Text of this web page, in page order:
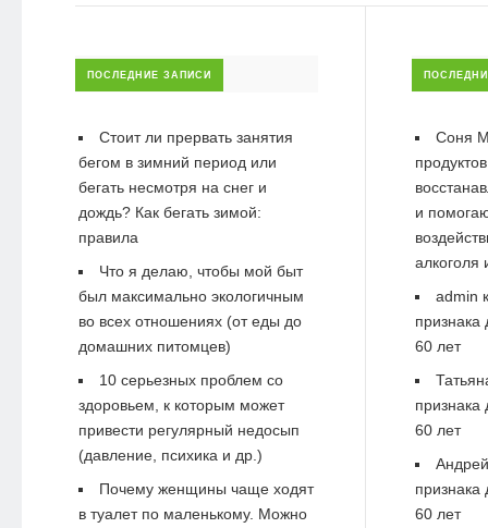
ПОСЛЕДНИЕ ЗАПИСИ
Стоит ли прервать занятия
бегом в зимний период или
бегать несмотря на снег и
дождь? Как бегать зимой:
правила
Что я делаю, чтобы мой быт
был максимально экологичным
во всех отношениях (от еды до
домашних питомцев)
10 серьезных проблем со
здоровьем, к которым может
привести регулярный недосып
(давление, психика и др.)
Почему женщины чаще ходят
в туалет по маленькому. Можно
Соня
и
алкоголя
admin
60 лет
60 лет
Андрей
60 лет